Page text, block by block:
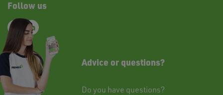
Follow us
Advice or questions?
Do you have questions?